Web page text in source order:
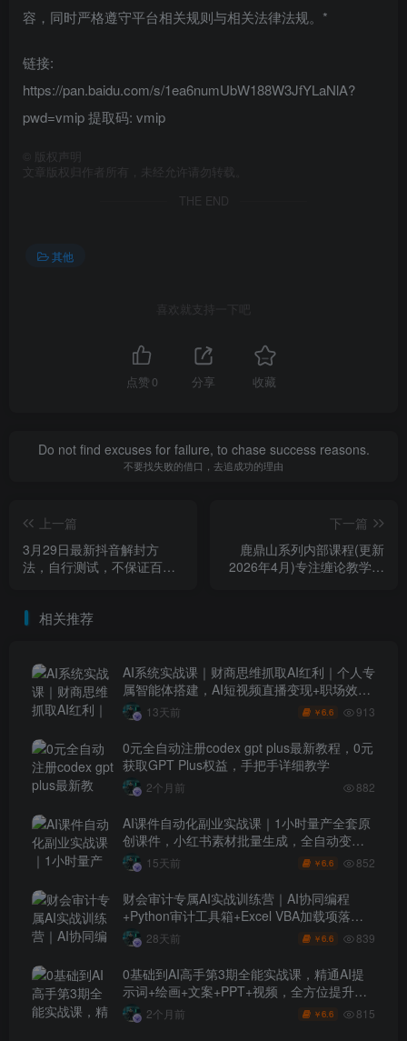
容，同时严格遵守平台相关规则与相关法律法规。*
链接:
https://pan.baidu.com/s/1ea6numUbW188W3JfYLaNlA?
pwd=vmip 提取码: vmip
版权声明
文章版权归作者所有，未经允许请勿转载。
THE END
其他
喜欢就支持一下吧
点赞 0 分享 收藏
Do not find excuses for failure, to chase success reasons.
不要找失败的借口，去追成功的理由
上一篇
3月29日最新抖音解封方
法，自行测试，不保证百分
下一篇
鹿鼎山系列内部课程(更新
2026年4月)专注缠论教学，
相关推荐
AI系统实战课｜财商思维抓取AI红利｜个人专
属智能体搭建，AI短视频直播变现+职场效率
升级全套教程
13天前 ￥6.6 913
0元全自动注册codex gpt plus最新教程，0元
获取GPT Plus权益，手把手详细教学
2个月前 882
AI课件自动化副业实战课｜1小时量产全套原
创课件，小红书素材批量生成，全自动变现
管线复刻，半年卖3000单
15天前 ￥6.6 852
财会审计专属AI实战训练营｜AI协同编程
+Python审计工具箱+Excel VBA加载项落地
（更新0710）
28天前 ￥6.6 839
0基础到AI高手第3期全能实战课，精通AI提
示词+绘画+文案+PPT+视频，全方位提升效
率与副业收益
2个月前 ￥6.6 815